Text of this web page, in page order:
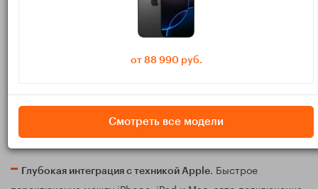
. У Apple довольно
нейтральный, «светлый» звук: середина и верх поданы
диалогов, диктантов и аудиозаданий.
обеспечивают достойную слышимость в тихой комнате. В
более дорогих моделях лучше алгоритмы шумоподавления
голоса: они убирают часть фонового шума и оставляют вас.
Глубокая интеграция с техникой Apple. Быстрое
от 88 990 руб.
Смотреть все модели